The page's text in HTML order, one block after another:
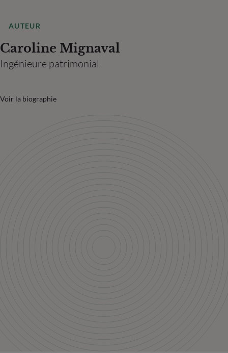
AUTEUR
Caroline Mignaval
Ingénieure patrimonial
Voir la biographie